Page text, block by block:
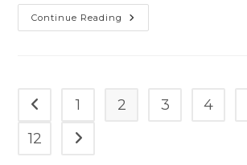
Continue Reading Sewa
Mobil
Mulai
100k
Go to the previous page
1 2 3 4
12
Go to the next page